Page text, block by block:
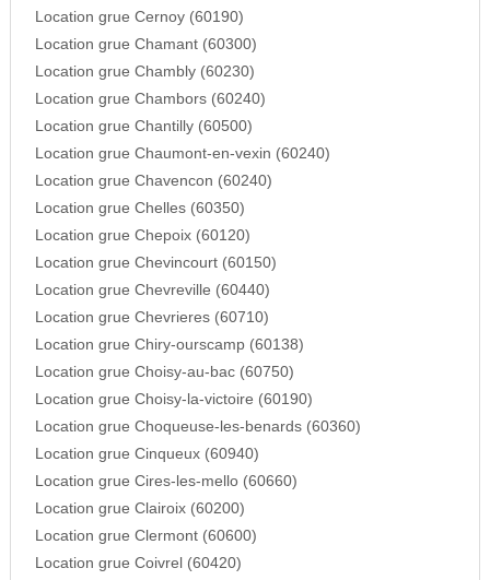
Location grue Cernoy (60190)
Location grue Chamant (60300)
Location grue Chambly (60230)
Location grue Chambors (60240)
Location grue Chantilly (60500)
Location grue Chaumont-en-vexin (60240)
Location grue Chavencon (60240)
Location grue Chelles (60350)
Location grue Chepoix (60120)
Location grue Chevincourt (60150)
Location grue Chevreville (60440)
Location grue Chevrieres (60710)
Location grue Chiry-ourscamp (60138)
Location grue Choisy-au-bac (60750)
Location grue Choisy-la-victoire (60190)
Location grue Choqueuse-les-benards (60360)
Location grue Cinqueux (60940)
Location grue Cires-les-mello (60660)
Location grue Clairoix (60200)
Location grue Clermont (60600)
Location grue Coivrel (60420)